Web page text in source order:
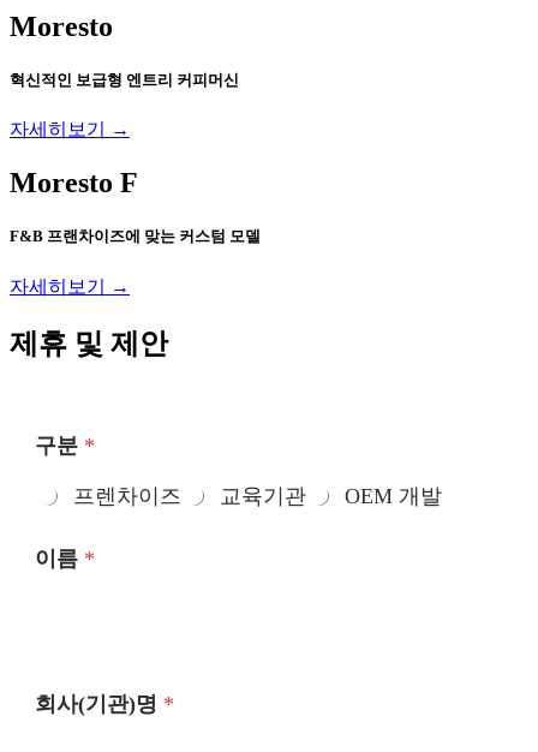
Moresto
혁신적인 보급형 엔트리 커피머신
자세히보기 →
Moresto F
F&B 프랜차이즈에 맞는 커스텀 모델
자세히보기 →
제휴 및 제안
구분 *
프렌차이즈 교육기관
OEM 개발
호
트
이름 *
회사(기관)명 *